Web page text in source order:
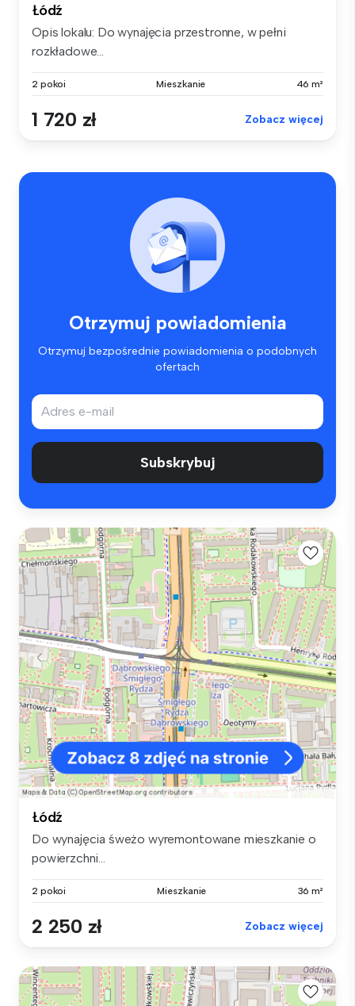
Łódź
Opis lokalu: Do wynajęcia przestronne, w pełni
rozkładowe...
2 pokoi Mieszkanie 46 m²
1 720 zł Zobacz więcej
Otrzymuj powiadomienia
Otrzymuj bezpośrednie powiadomienia o podobnych
ofertach
Subskrybuj
Łódź
Do wynajęcia śweżo wyremontowane mieszkanie o
powierzchni...
2 pokoi Mieszkanie 36 m²
2 250 zł Zobacz więcej